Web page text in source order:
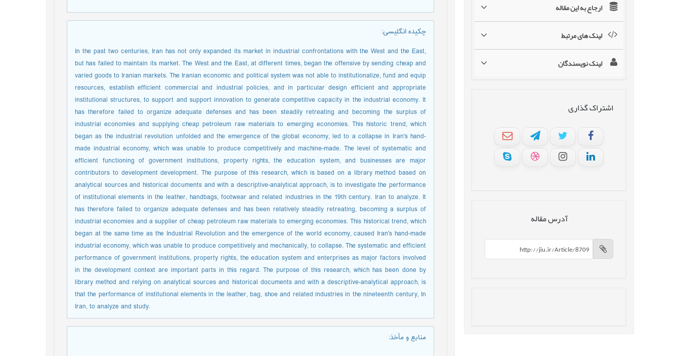
ارجاع به این مقاله
لینک های مرتبط
لینک نویسندگان
اشتراک گذاری
آدرس مقاله
چکیده انگلیسی:
In the past two centuries, Iran has not only expanded its market in industrial confrontations with the West and the East,
but has failed to maintain its market. The West and the East, at different times, began the offensive by sending cheap and
varied goods to Iranian markets. The Iranian economic and political system was not able to institutionalize, fund and equip
resources, establish efficient commercial and industrial policies, and in particular design efficient and appropriate
institutional structures, to support and support innovation to generate competitive capacity in the industrial economy. It
has therefore failed to organize adequate defenses and has been steadily retreating and becoming the surplus of
industrial economies and supplying cheap petroleum raw materials to emerging economies. This historic trend, which
began as the industrial revolution unfolded and the emergence of the global economy, led to a collapse in Iran's hand-
made industrial economy, which was unable to produce competitively and machine-made. The level of systematic and
efficient functioning of government institutions, property rights, the education system, and businesses are major
contributors to development development. The purpose of this research, which is based on a library method based on
analytical sources and historical documents and with a descriptive-analytical approach, is to investigate the performance
of institutional elements in the leather, handbags, footwear and related industries in the 19th century. Iran to analyze. It
has therefore failed to organize adequate defenses and has been relatively steadily retreating, becoming a surplus of
industrial economies and a supplier of cheap petroleum raw materials to emerging economies. This historical trend, which
began at the same time as the Industrial Revolution and the emergence of the world economy, caused Iran's hand-made
industrial economy, which was unable to produce competitively and mechanically, to collapse. The systematic and efficient
performance of government institutions, property rights, the education system and enterprises as major factors involved
in the development context are important parts in this regard. The purpose of this research, which has been done by
library method and relying on analytical sources and historical documents and with a descriptive-analytical approach, is
that the performance of institutional elements in the leather, bag, shoe and related industries in the nineteenth century, In
Iran, to analyze and study.
منابع و مأخذ: